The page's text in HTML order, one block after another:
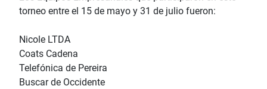
torneo entre el 15 de mayo y 31 de julio fueron:
Nicole LTDA
Coats Cadena
Telefónica de Pereira
Buscar de Occidente